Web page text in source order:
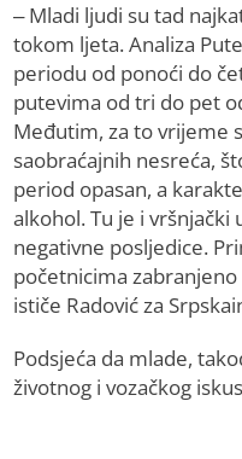
– Mladi ljudi su tad
tokom ljeta. Analiza
periodu od ponoći do
putevima od tri do pet
Međutim, za to vrijeme
saobraćajnih nesreća,
period opasan, a
alkohol. Tu je i vršnjački
negativne posljedice.
početnicima zabranjeno
ističe Radović za
Podsjeća da mlade,
životnog i vozačkog